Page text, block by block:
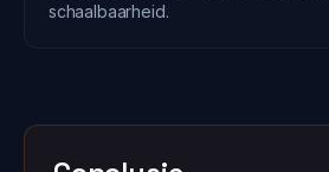
schaalbaarheid.